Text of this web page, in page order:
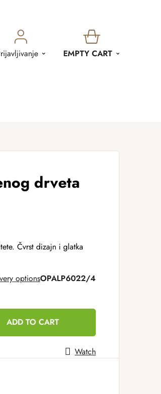
SHOPPING
EMPTY CART
drveta
Čvrst dizajn i glatka
optionsOPALP6022/4
ADD TO CART
Watch